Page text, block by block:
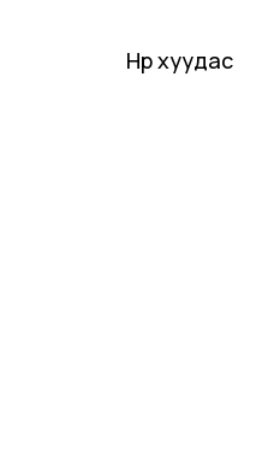
Нүүр хуудас